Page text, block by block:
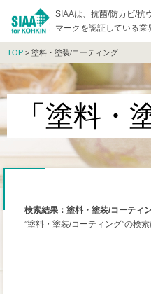
SIAAは、抗菌/防カビ/抗
マークを認証している業
TOP > 塗料・塗装/コーティング
「塗料・
検索結果：塗料・塗装/コーティ
”塗料・塗装/コーティング”の検